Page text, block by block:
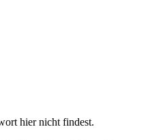
hier nicht findest.